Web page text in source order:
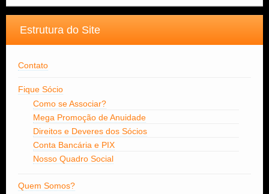
Estrutura do Site
Contato
Fique Sócio
Como se Associar?
Mega Promoção de Anuidade
Direitos e Deveres dos Sócios
Conta Bancária e PIX
Nosso Quadro Social
Quem Somos?